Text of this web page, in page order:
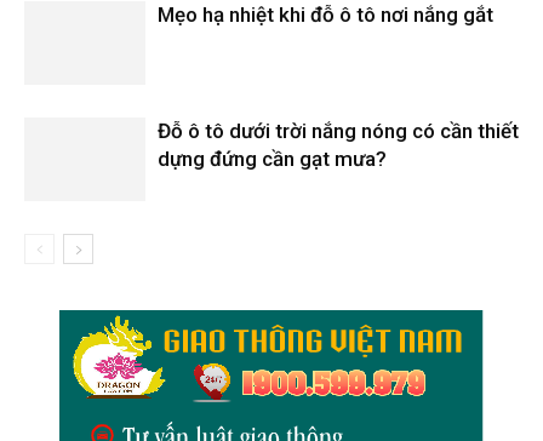
Mẹo hạ nhiệt khi đỗ ô tô nơi nắng gắt
Đỗ ô tô dưới trời nắng nóng có cần thiết
dựng đứng cần gạt mưa?